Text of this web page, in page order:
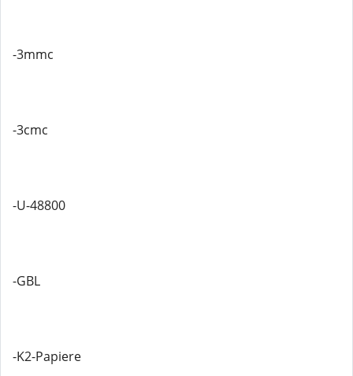
-3mmc
-3cmc
-U-48800
-GBL
-K2-Papiere